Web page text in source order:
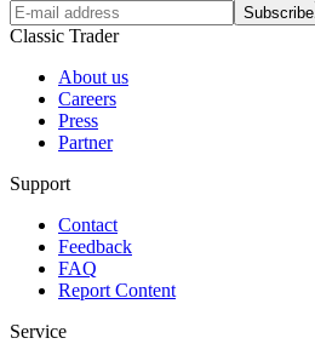
Subscribe
Classic Trader
About us
Careers
Press
Partner
Support
Contact
Feedback
FAQ
Report Content
Service